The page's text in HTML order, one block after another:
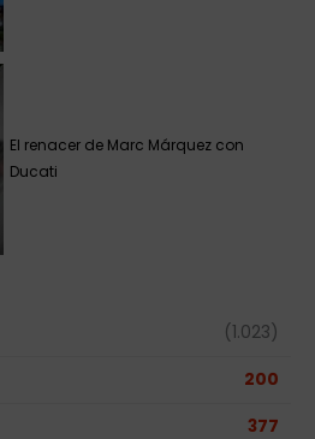
El renacer de Marc Márquez con
Ducati
(1.023)
200
377